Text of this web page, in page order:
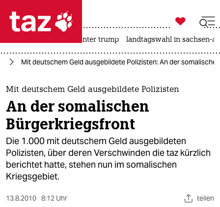
 taz zahl ich
taz zahl ich
themen
politik
öko
gesellschaft
kultur
sport

taz zahl ich
usa unter trump landtagswahl in sachsen-
Mit deutschem Geld ausgebildete Polizisten: An der
Mit deutschem Geld ausgebildete Polizisten
An der somalischen
Bürgerkriegsfront
Die 1.000 mit deutschem Geld ausgebildeten
Polizisten, über deren Verschwinden die taz kürzlich
berichtet hatte, stehen nun im somalischen
Kriegsgebiet.
13.8.2010 8:12 Uhr teilen